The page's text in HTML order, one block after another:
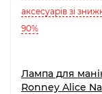
аксесуарів зі
90%
Лампа для
Ronney Alice